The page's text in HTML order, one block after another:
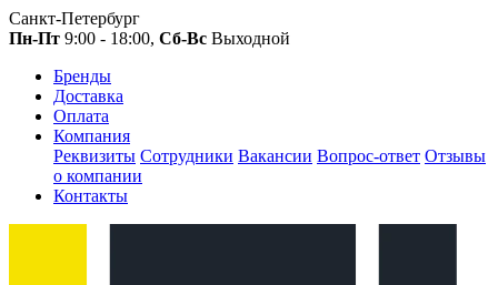
Санкт-Петербург
Пн-Пт 9:00 - 18:00, Сб-Вс Выходной
Бренды
Доставка
Оплата
Компания
Реквизиты Сотрудники Вакансии Вопрос-ответ Отзывы
о компании
Контакты